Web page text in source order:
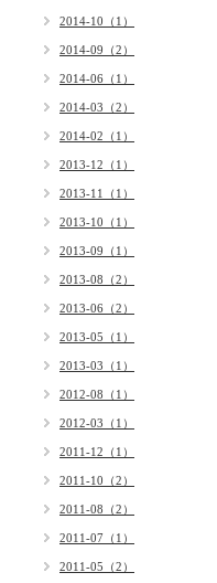
2014-10（1）
2014-09（2）
2014-06（1）
2014-03（2）
2014-02（1）
2013-12（1）
2013-11（1）
2013-10（1）
2013-09（1）
2013-08（2）
2013-06（2）
2013-05（1）
2013-03（1）
2012-08（1）
2012-03（1）
2011-12（1）
2011-10（2）
2011-08（2）
2011-07（1）
2011-05（2）